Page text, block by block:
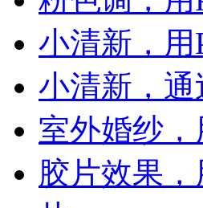
小清新，
小清新，
室外婚纱
胶片效果